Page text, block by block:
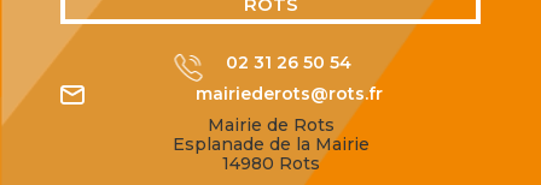
02 31 26 50 54
mairiederots@rots.fr
Mairie de Rots
Esplanade de la Mairie
14980 Rots